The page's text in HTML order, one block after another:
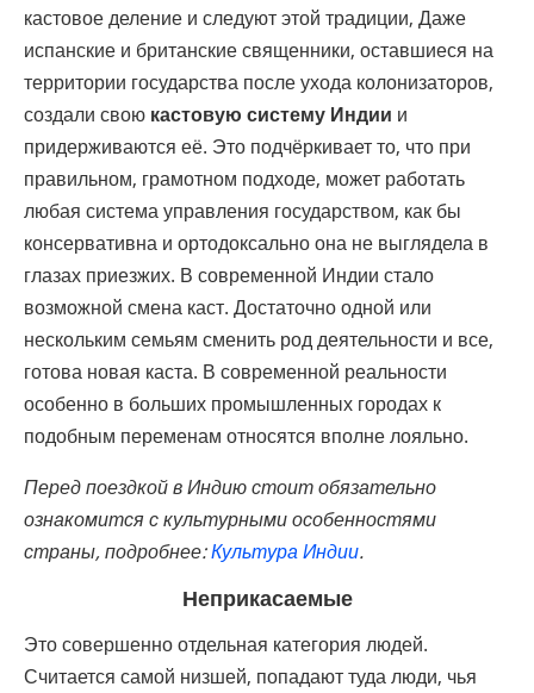
кастовое деление и следуют этой традиции, Даже
испанские и британские священники, оставшиеся на
территории государства после ухода колонизаторов,
создали свою кастовую систему Индии и
придерживаются её. Это подчёркивает то, что при
правильном, грамотном подходе, может работать
любая система управления государством, как бы
консервативна и ортодоксально она не выглядела в
глазах приезжих. В современной Индии стало
возможной смена каст. Достаточно одной или
нескольким семьям сменить род деятельности и все,
готова новая каста. В современной реальности
особенно в больших промышленных городах к
подобным переменам относятся вполне лояльно.
Перед поездкой в Индию стоит обязательно
ознакомится с культурными особенностями
страны, подробнее:Культура Индии.
Неприкасаемые
Это совершенно отдельная категория людей.
Считается самой низшей, попадают туда люди, чья